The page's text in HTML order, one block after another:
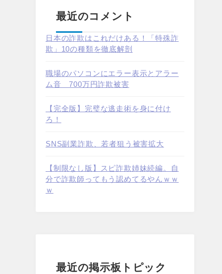
最近のコメント
日本の詐欺はこれだけある！「特殊詐
欺」10の種類を徹底解剖
職場のパソコンにエラー表示とアラー
ム音 700万円詐欺被害
【完全版】完璧な逃走術を身に付け
ろ！
SNS副業詐欺、若者狙う被害拡大
【制限なし版】スピ詐欺姉妹続編。自
分で詐欺師ってもう認めてるやんｗｗ
ｗ
最近の掲示板トピック